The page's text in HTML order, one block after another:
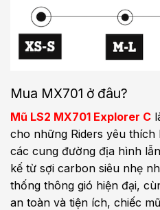
Mua MX701 ở đâu?
Mũ LS2 MX701 Explorer C
cho những Riders yêu
các cung đường địa hình
kế từ sợi carbon siêu nhẹ
thống thông gió hiện đại,
an toàn và tiện ích, chiếc